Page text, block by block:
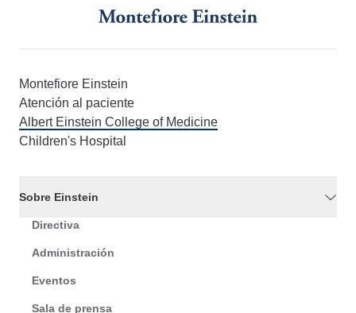
Montefiore Einstein
Atención al paciente
Albert Einstein College of Medicine
Children's Hospital
Sobre Einstein
Directiva
Administración
Eventos
Sala de prensa